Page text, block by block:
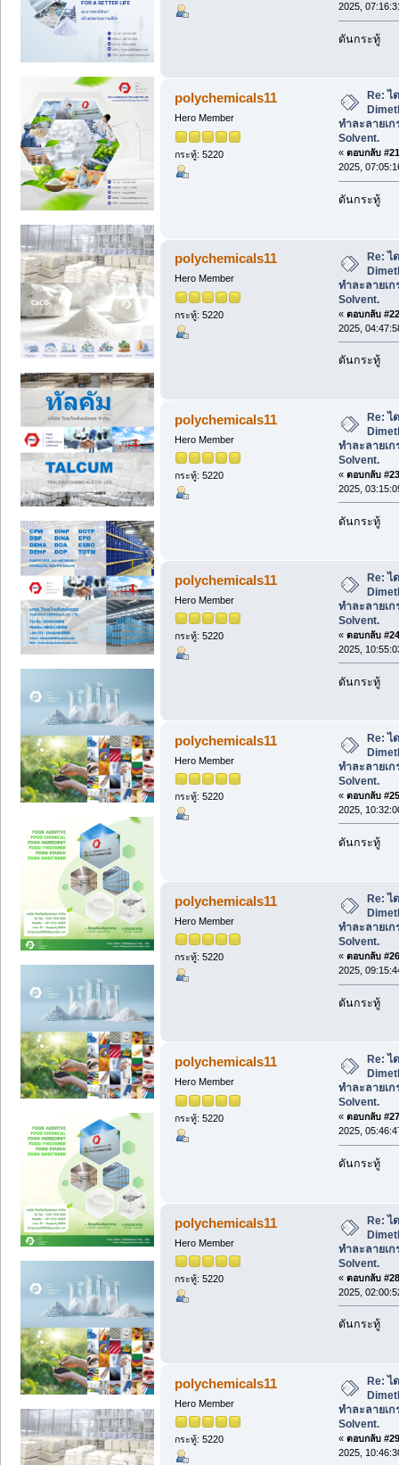
2025,
ดันกระทู้
polychemicals11
Hero Member
กระทู้: 5220
Re: ไ
ทำละลายเก
Solvent.
« ตอบกลับ
2025,
ดันกระทู้
polychemicals11
Hero Member
กระทู้: 5220
Re: ไ
ทำละลายเก
Solvent.
« ตอบกลับ
2025,
ดันกระทู้
polychemicals11
Hero Member
กระทู้: 5220
Re: ไ
ทำละลายเก
Solvent.
« ตอบกลับ
2025,
ดันกระทู้
polychemicals11
Hero Member
กระทู้: 5220
Re: ไ
ทำละลายเก
Solvent.
« ตอบกลับ
2025,
ดันกระทู้
polychemicals11
Hero Member
กระทู้: 5220
Re: ไ
ทำละลายเก
Solvent.
« ตอบกลับ
2025,
ดันกระทู้
polychemicals11
Hero Member
กระทู้: 5220
Re: ไ
ทำละลายเก
Solvent.
« ตอบกลับ
2025,
ดันกระทู้
polychemicals11
Hero Member
กระทู้: 5220
Re: ไ
ทำละลายเก
Solvent.
« ตอบกลับ
2025,
ดันกระทู้
polychemicals11
Hero Member
กระทู้: 5220
Re: ไ
ทำละลายเก
Solvent.
« ตอบกลับ
2025,
ดันกระทู้
polychemicals11
Hero Member
กระทู้: 5220
Re: ไ
ทำละลายเก
Solvent.
« ตอบกลับ
2025,